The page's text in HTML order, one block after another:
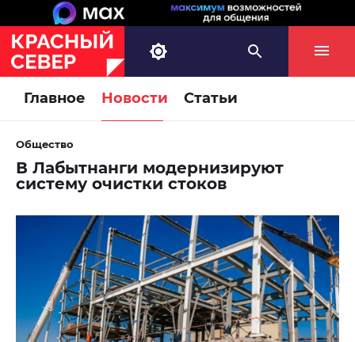
Главное Новости Статьи
Общество
В Лабытнанги модернизируют
систему очистки стоков